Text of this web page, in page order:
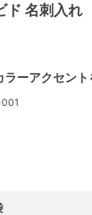
ド 名刺入れ
ーアクセン